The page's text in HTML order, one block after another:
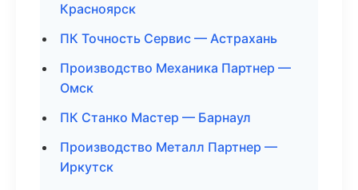
Красноярск
ПК Точность Сервис — Астрахань
Производство Механика Партнер —
Омск
ПК Станко Мастер — Барнаул
Производство Металл Партнер —
Иркутск